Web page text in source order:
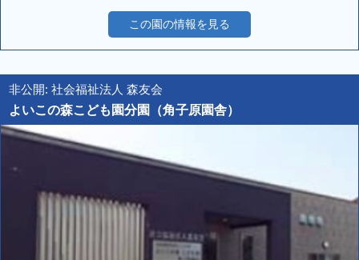
この園の情報を見る
非公開: 社会福祉法人 森友会
よいこの森こども園分園（角子原園舎）